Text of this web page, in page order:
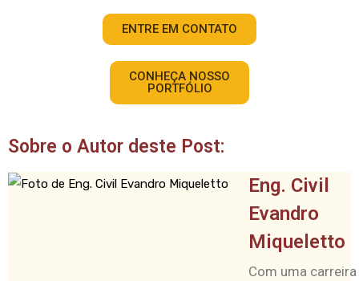
ENTRE EM CONTATO
CONHEÇA NOSSO
PORTFÓLIO
Sobre o Autor deste Post:
Eng. Civil
Evandro
Miqueletto
Com uma carreira